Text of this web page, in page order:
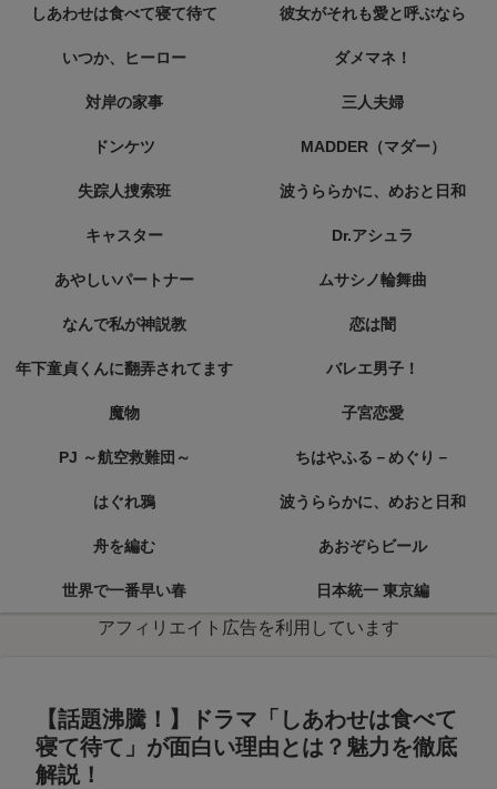
しあわせは食べて寝て待て 彼女がそれも愛と呼ぶなら
いつか、ヒーロー ダメマネ！
対岸の家事 三人夫婦
ドンケツ MADDER（マダー）
失踪人捜索班 波うららかに、めおと日和
キャスター Dr.アシュラ
あやしいパートナー ムサシノ輪舞曲
なんで私が神説教 恋は闇
年下童貞くんに翻弄されてます バレエ男子！
魔物 子宮恋愛
PJ ～航空救難団～ ちはやふる－めぐり－
はぐれ鴉 波うららかに、めおと日和
舟を編む あおぞらビール
世界で一番早い春 日本統一 東京編
アフィリエイト広告を利用しています
【話題沸騰！】ドラマ「しあわせは食べて
寝て待て」が面白い理由とは？魅力を徹底
解説！